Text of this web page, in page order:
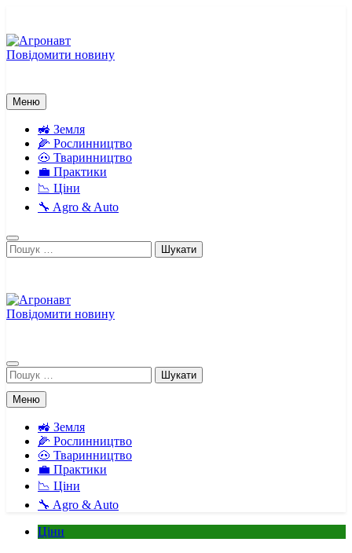
вмісту
Повідомити новину
Меню
🚜 Земля
🌽 Рослинництво
🐽 Тваринництво
💼 Практики
📉 Ціни
🔧 Agro & Auto
Пошук:
Повідомити новину
Пошук:
Меню
🚜 Земля
🌽 Рослинництво
🐽 Тваринництво
💼 Практики
📉 Ціни
🔧 Agro & Auto
Ціни